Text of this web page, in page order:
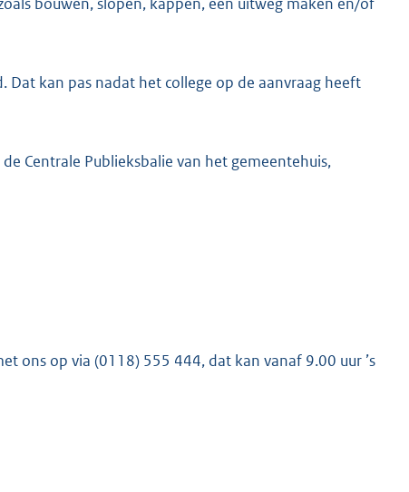
Dat kan pas nadat het college op de aanvraag heeft
Centrale Publieksbalie van het gemeentehuis,
ons op via (0118) 555 444, dat kan vanaf 9.00 uur ’s